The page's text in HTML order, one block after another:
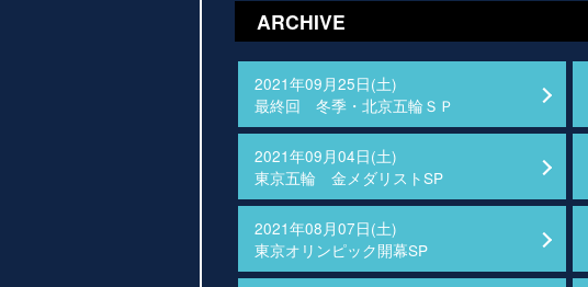
ARCHIVE
2021年09月25日(土)
最終回 冬季・北京五輪ＳＰ
2021年09月04日(土)
東京五輪 金メダリストSP
2021年08月07日(土)
東京オリンピック開幕SP